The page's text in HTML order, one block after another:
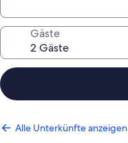
Gäste
Alle Unterkünfte anzeigen